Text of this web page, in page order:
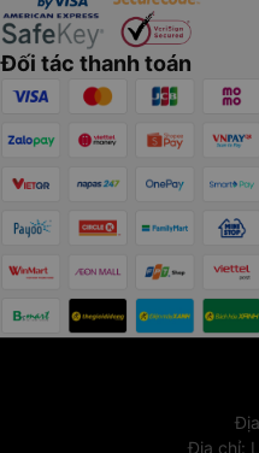
Đối tác thanh toán
Địa chỉ: